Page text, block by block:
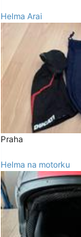
Helma Arai
Praha
Helma na motorku